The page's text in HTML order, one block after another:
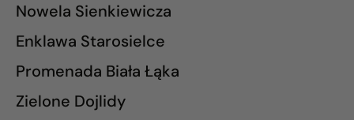
Nowela Sienkiewicza
Enklawa Starosielce
Promenada Biała Łąka
Zielone Dojlidy